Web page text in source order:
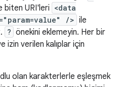
biten URI'leri <data
/> ile
? önekini eklemeyin. Her bir
izin verilen kalıplar için
olan karakterlerle eşleşmek